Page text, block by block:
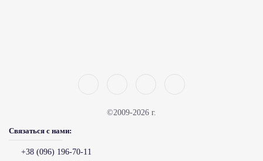
©2009-2026 г.
Связаться с нами:
+38 (096) 196-70-11